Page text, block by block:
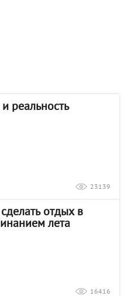
реальность
23139
отдых в
лета
16416